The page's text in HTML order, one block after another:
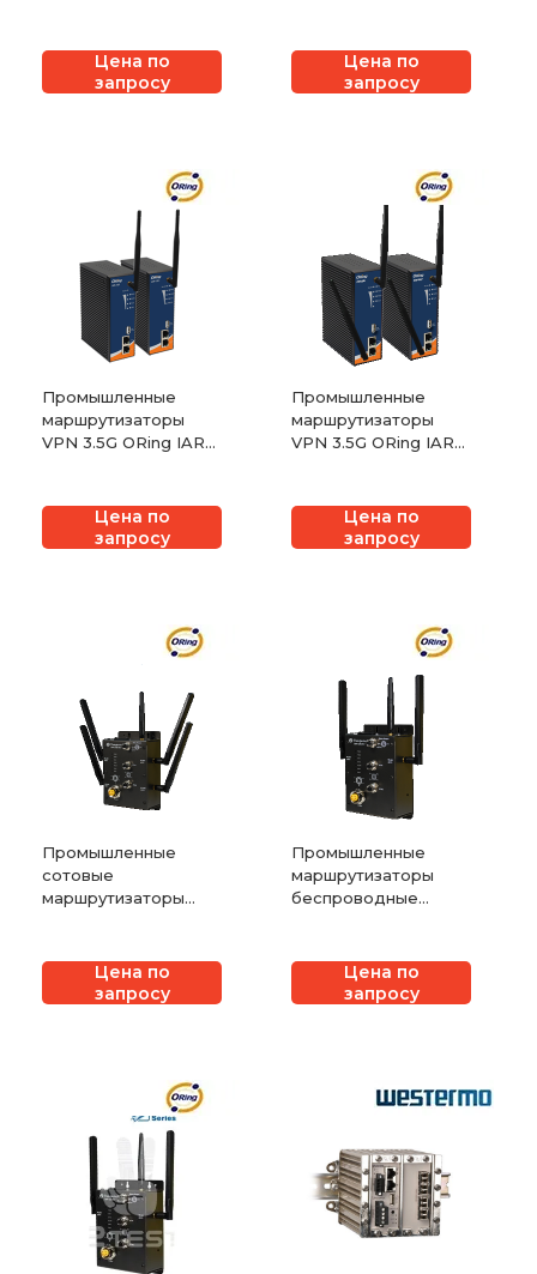
Цена по
запросу
Цена по
запросу
Промышленные
маршрутизаторы
VPN 3.5G ORing IAR-
Цена по
запросу
Промышленные
маршрутизаторы
VPN 3.5G ORing IAR-
Цена по
запросу
Промышленные
сотовые
маршрутизаторы
Цена по
запросу
Промышленные
маршрутизаторы
беспроводные
Цена по
запросу